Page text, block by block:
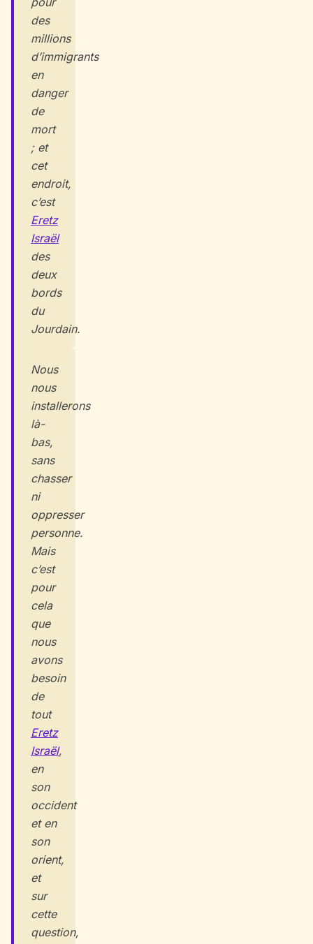
des
millions
d’immigrants
en
danger
de
mort
; et
cet
endroit,
c’est
Eretz
Israël
des
deux
bords
du
Jourdain.
Nous
nous
installerons
là-
bas,
sans
chasser
ni
oppresser
personne.
Mais
c’est
pour
cela
que
nous
avons
besoin
de
tout
Eretz
Israël,
en
son
occident
et en
son
orient,
et
sur
cette
question,